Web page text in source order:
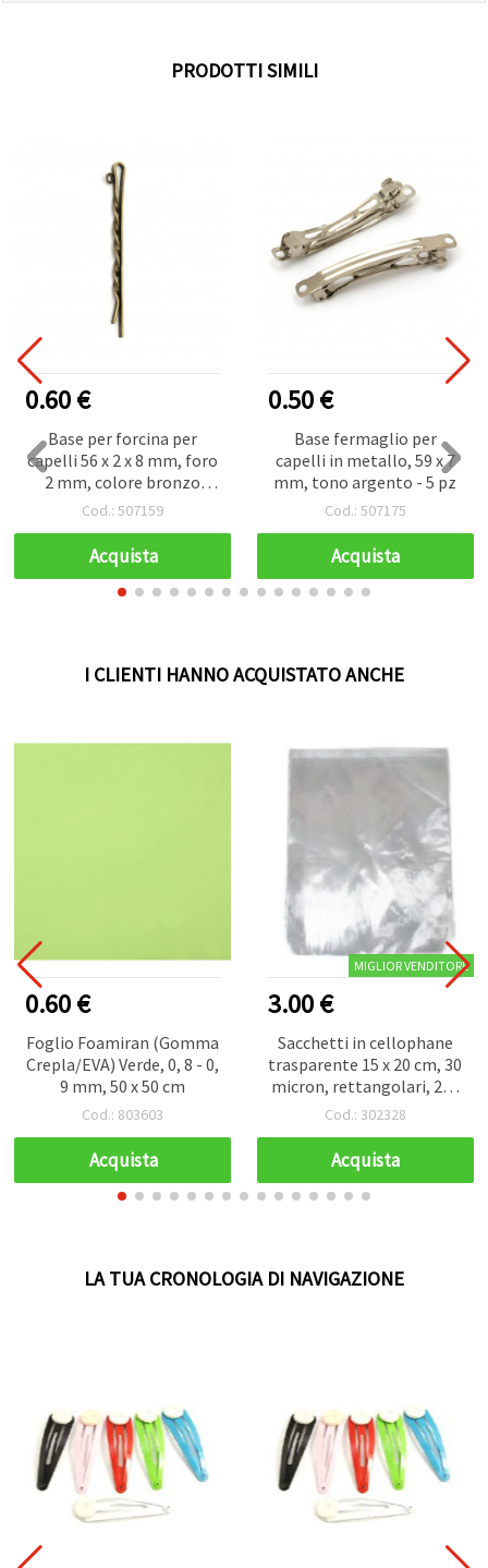
PRODOTTI SIMILI
0.60 €
Base per forcina per
capelli 56 x 2 x 8 mm, foro
2 mm, colore bronzo
antico - 5 pz
Cod.: 507159
Acquista
0.50 €
Base fermaglio per
capelli in metallo, 59 x 7
mm, tono argento - 5 pz
Cod.: 507175
Acquista
I CLIENTI HANNO ACQUISTATO ANCHE
0.60 €
Foglio Foamiran (Gomma
Crepla/EVA) Verde, 0, 8 - 0,
9 mm, 50 x 50 cm
Cod.: 803603
Acquista
MIGLIOR VENDITORE
3.00 €
Sacchetti in cellophane
trasparente 15 x 20 cm, 30
micron, rettangolari, 200
pz
Cod.: 302328
Acquista
LA TUA CRONOLOGIA DI NAVIGAZIONE